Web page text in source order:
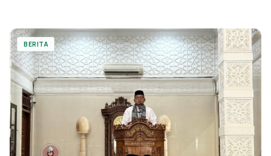
BERITA